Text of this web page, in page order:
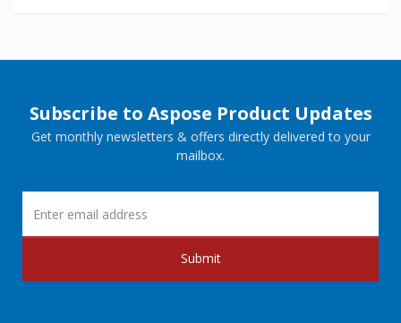
Subscribe to Aspose Product Updates
Get monthly newsletters & offers directly delivered to your
mailbox.
Submit